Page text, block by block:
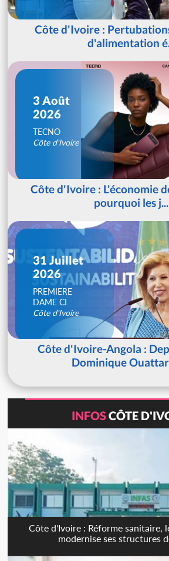
Côte d'Ivoire :
d'alimentation
3 Août
2026
TECNO
Côte d'Ivoire
Côte d'Ivoire : L'économie
pourquoi les j...
31 Juillet
2026
PREMIERE
DAME CI
Côte d'Ivoire
Côte d'Ivoire-Angola :
Dominique
INFOSCÔTE
Côte d'Ivoire : Réforme sanitaire,
modernise ses structures